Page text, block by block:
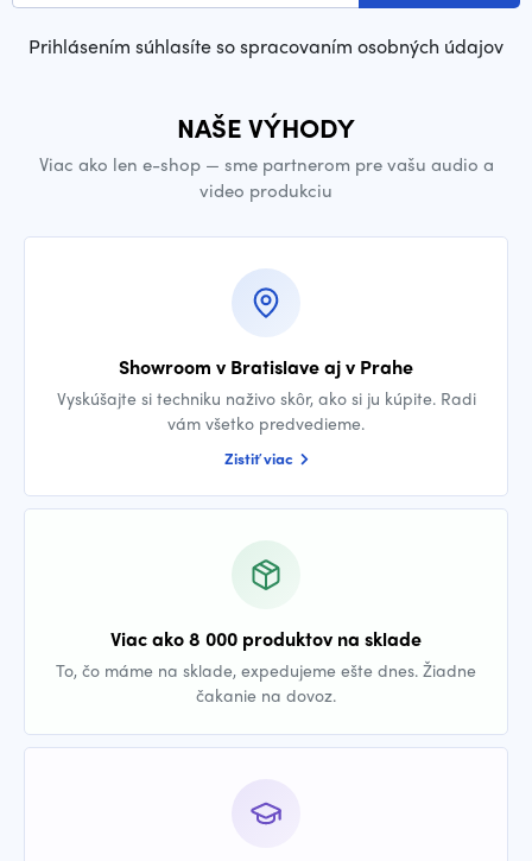
Prihlásením súhlasíte so spracovaním osobných údajov
NAŠE VÝHODY
Viac ako len e-shop — sme partnerom pre vašu audio a
video produkciu
Showroom v Bratislave aj v Prahe
Vyskúšajte si techniku naživo skôr, ako si ju kúpite. Radi
vám všetko predvedieme.
Zistiť viac
Viac ako 8 000 produktov na sklade
To, čo máme na sklade, expedujeme ešte dnes. Žiadne
čakanie na dovoz.